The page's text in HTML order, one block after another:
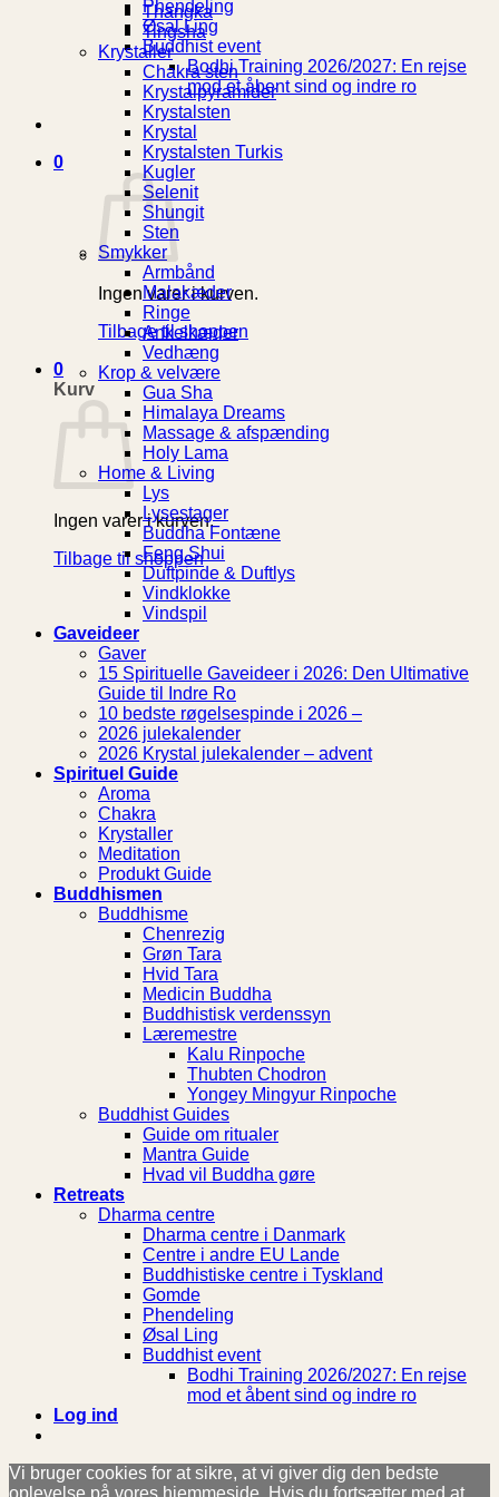
Phendeling
Øsal Ling
Buddhist event
Bodhi Training 2026/2027: En rejse
mod et åbent sind og indre ro
0
Ingen varer i kurven.
Tilbage til shoppen
0
Kurv
Ingen varer i kurven.
Tilbage til shoppen
Thangka
Tingsha
Krystaller
Chakra sten
Krystalpyramider
Krystalsten
Krystal
Krystalsten Turkis
Kugler
Selenit
Shungit
Sten
Smykker
Armbånd
Malakæder
Ringe
Ankelkæder
Vedhæng
Krop & velvære
Gua Sha
Himalaya Dreams
Massage & afspænding
Holy Lama
Home & Living
Lys
Lysestager
Buddha Fontæne
Feng Shui
Duftpinde & Duftlys
Vindklokke
Vindspil
Gaveideer
Gaver
15 Spirituelle Gaveideer i 2026: Den Ultimative
Guide til Indre Ro
10 bedste røgelsespinde i 2026 –
2026 julekalender
2026 Krystal julekalender – advent
Spirituel Guide
Aroma
Chakra
Krystaller
Meditation
Produkt Guide
Buddhismen
Buddhisme
Chenrezig
Grøn Tara
Hvid Tara
Medicin Buddha
Buddhistisk verdenssyn
Læremestre
Kalu Rinpoche
Thubten Chodron
Yongey Mingyur Rinpoche
Buddhist Guides
Guide om ritualer
Mantra Guide
Hvad vil Buddha gøre
Retreats
Dharma centre
Dharma centre i Danmark
Centre i andre EU Lande
Buddhistiske centre i Tyskland
Gomde
Phendeling
Øsal Ling
Buddhist event
Bodhi Training 2026/2027: En rejse
mod et åbent sind og indre ro
Log ind
Vi bruger cookies for at sikre, at vi giver dig den bedste
oplevelse på vores hjemmeside. Hvis du fortsætter med at